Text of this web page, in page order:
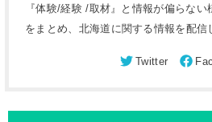
『体験/経験 /取材』と情報が偏らな
をまとめ、北海道に関する情報を配信